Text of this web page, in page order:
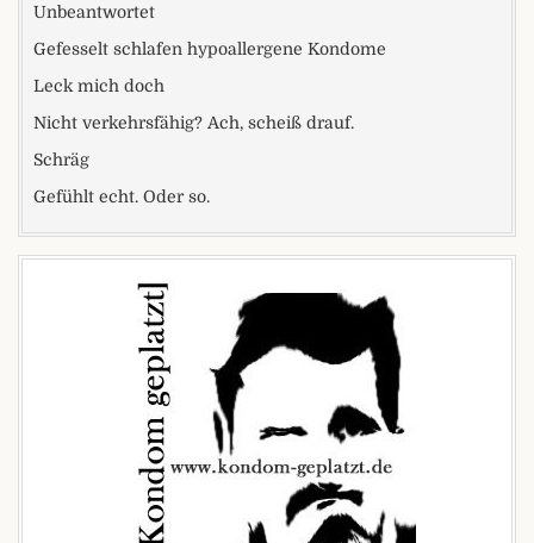
Unbeantwortet
Gefesselt schlafen hypoallergene Kondome
Leck mich doch
Nicht verkehrsfähig? Ach, scheiß drauf.
Schräg
Gefühlt echt. Oder so.